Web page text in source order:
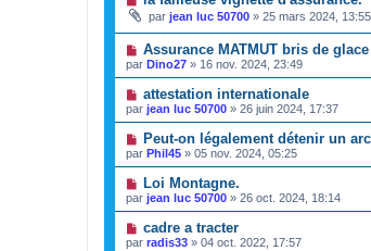
par jean luc 50700 » 25 mars 2024, 13:55
Assurance MATMUT bris de glace
par Dino27 » 16 nov. 2024, 23:49
attestation internationale
par jean luc 50700 » 26 juin 2024, 17:37
Peut-on légalement détenir un
par Phil45 » 05 nov. 2024, 05:25
Loi Montagne.
par jean luc 50700 » 26 oct. 2024, 18:14
cadre a tracter
par radis33 » 04 oct. 2022, 17:57